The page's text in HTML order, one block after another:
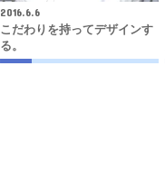
2016.6.6
こだわりを持ってデザインす
る。